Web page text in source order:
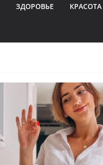
ЗДОРОВЬЕ КРАСОТА